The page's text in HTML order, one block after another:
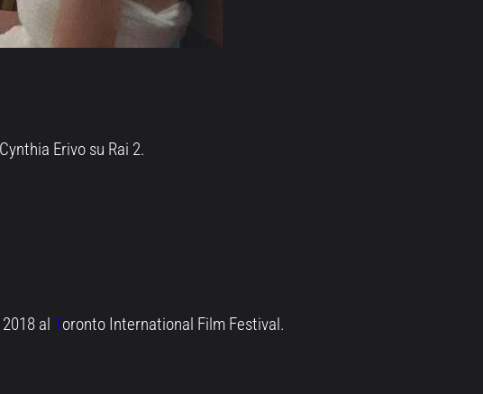
Erivo su Rai 2.
al Toronto International Film Festival.